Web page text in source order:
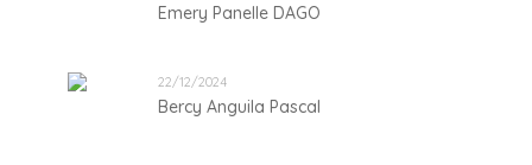
Emery Panelle DAGO
22/12/2024
Bercy Anguila Pascal